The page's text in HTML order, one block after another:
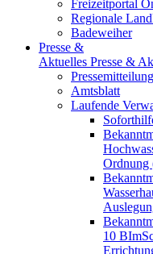
Freizeitportal
Regionale
Badeweiher
Presse &
Aktuelles Presse &
Amtsblatt
Laufende
Ordnung
10